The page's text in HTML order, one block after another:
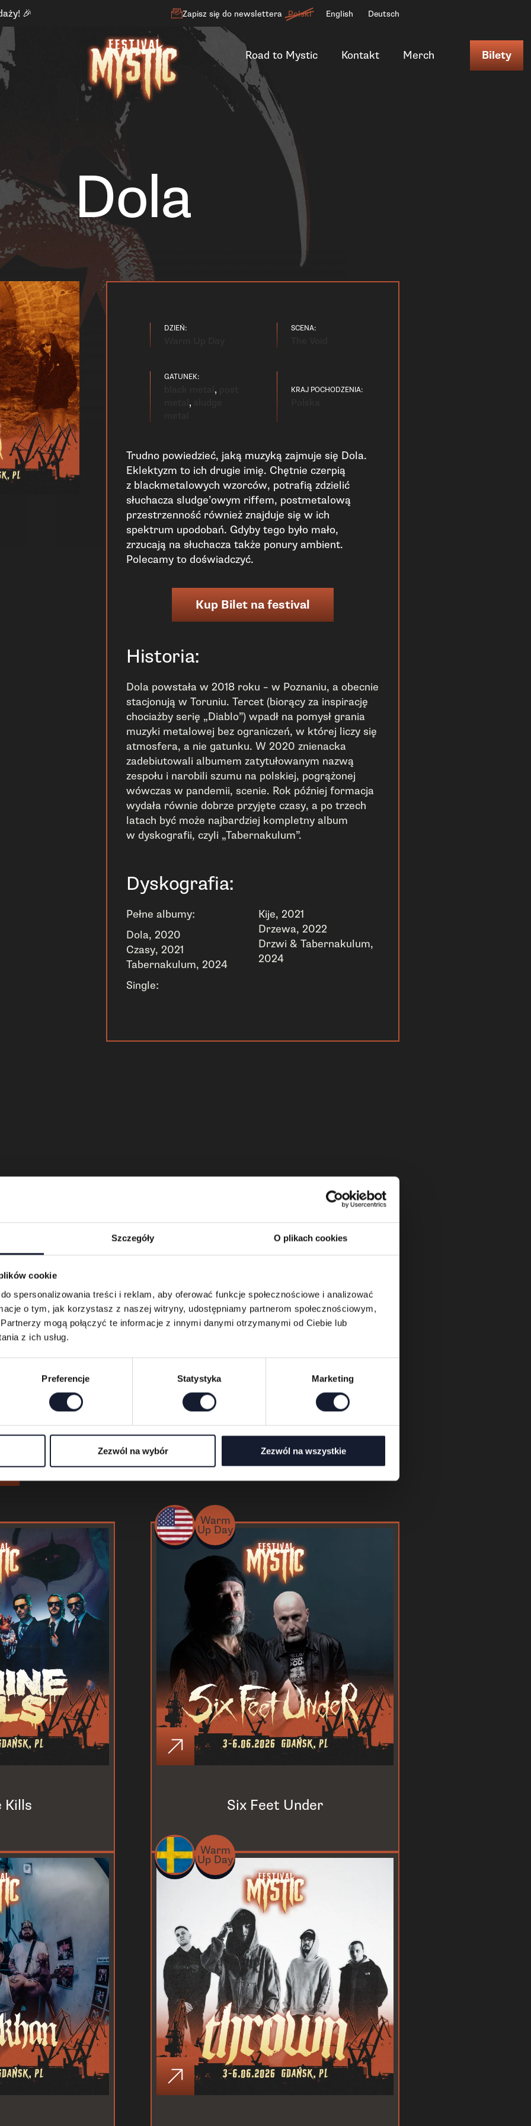
Szczegóły O plikach cookies
cookie
spersonalizowania treści i reklam, aby oferować funkcje społecznościowe i analizować
o tym, jak korzystasz z naszej witryny, udostępniamy partnerom społecznościowym,
mogą połączyć te informacje z innymi danymi otrzymanymi od Ciebie lub
z ich usług.
Preferencje Statystyka Marketing
Zezwól na wybór Zezwól na wszystkie
🎉 Zapisz się do newslettera Polski English Deutsch
Road to Mystic Kontakt Merch Bilety
Dola
DZIEŃ: SCENA:
GATUNEK:
,
,
KRAJ POCHODZENIA:
Trudno powiedzieć, jaką muzyką zajmuje się Dola.
Eklektyzm to ich drugie imię. Chętnie czerpią
z blackmetalowych wzorców, potrafią zdzielić
słuchacza sludge’owym riffem, postmetalową
przestrzenność również znajduje się w ich
spektrum upodobań. Gdyby tego było mało,
zrzucają na słuchacza także ponury ambient.
Polecamy to doświadczyć.
Kup Bilet na festival
Historia:
Dola powstała w 2018 roku – w Poznaniu, a obecnie
stacjonują w Toruniu. Tercet (biorący za inspirację
chociażby serię „Diablo”) wpadł na pomysł grania
muzyki metalowej bez ograniczeń, w której liczy się
atmosfera, a nie gatunku. W 2020 znienacka
zadebiutowali albumem zatytułowanym nazwą
zespołu i narobili szumu na polskiej, pogrążonej
wówczas w pandemii, scenie. Rok później formacja
wydała równie dobrze przyjęte czasy, a po trzech
latach być może najbardziej kompletny album
w dyskografii, czyli „Tabernakulum”.
Dyskografia:
Pełne albumy:
Dola, 2020
Czasy, 2021
Tabernakulum, 2024
Single:
Kije, 2021
Drzewa, 2022
Drzwi & Tabernakulum,
2024
dnia
Kills
Warm
Up Day
Six Feet Under
Warm
Up Day